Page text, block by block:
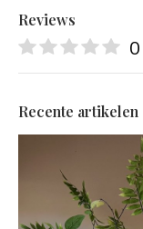
Reviews
0
Recente artikelen